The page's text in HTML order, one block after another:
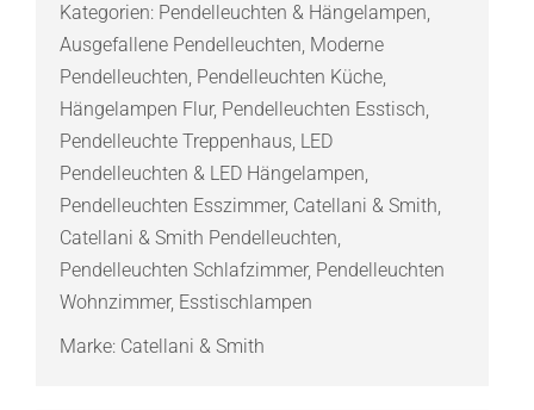
S2
LED-
Pendelleuchte
Menge
Kategorien: Pendelleuchten & Hängelampen,
Ausgefallene Pendelleuchten, Moderne
Pendelleuchten, Pendelleuchten Küche,
Hängelampen Flur, Pendelleuchten Esstisch,
Pendelleuchte Treppenhaus, LED
Pendelleuchten & LED Hängelampen,
Pendelleuchten Esszimmer, Catellani & Smith,
Catellani & Smith Pendelleuchten,
Pendelleuchten Schlafzimmer, Pendelleuchten
Wohnzimmer, Esstischlampen
Marke: Catellani & Smith